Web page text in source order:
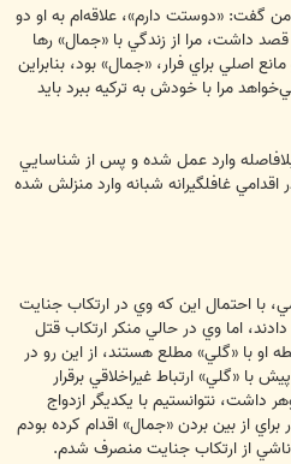
گفت: «دوستت دارم»، علاقه‌ام به او دو
داشت، مرا از زندگي با «جمال» رها
اصلي براي فرار، «جمال» بود، بنابراين
مرا با خودش به تركيه ببرد بايد
وارد عمل شده و پس از شناسايي
غافلگيرانه شبانه وارد منزلش شده
با احتمال اين كه وي در ارتكاب جنايت
اما وي در حالي منكر ارتكاب قتل
او با «گلي» مطلع هستند، از اين رو در
با «گلي» ارتباط غيراخلاقي برقرار
داشت، نتوانستيم با يكديگر ازدواج
از بين بردن «جمال» اقدام كرده بودم
از ارتكاب جنايت منصرف شدم.